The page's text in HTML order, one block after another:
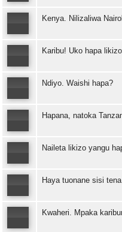
Kenya. Nilizaliwa
Karibu! Uko hapa
Ndiyo. Waishi hapa?
Hapana, natoka
Naileta likizo yangu
Haya tuonane sisi
Kwaheri. Mpaka